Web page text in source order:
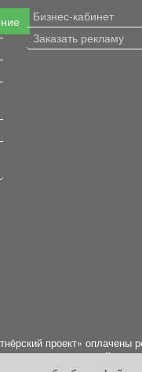
Бизнес-кабинет
Заказать рекламу
проект» оплачены
содержащейся в